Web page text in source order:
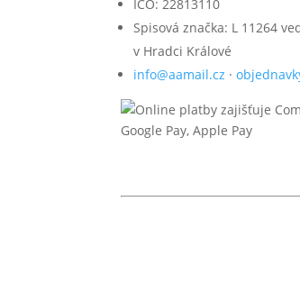
IČO: 22813110
Spisová značka: L 11264
v Hradci Králové
info@aamail.cz ·